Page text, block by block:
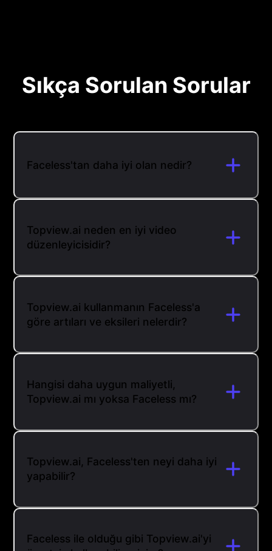
Sıkça Sorulan Sorular
Faceless'tan daha iyi olan nedir?
Topview.ai neden en iyi video
düzenleyicisidir?
Topview.ai kullanmanın Faceless'a
göre artıları ve eksileri nelerdir?
Hangisi daha uygun maliyetli,
Topview.ai mı yoksa Faceless mı?
Topview.ai, Faceless'ten neyi daha iyi
yapabilir?
Faceless ile olduğu gibi Topview.ai'yi